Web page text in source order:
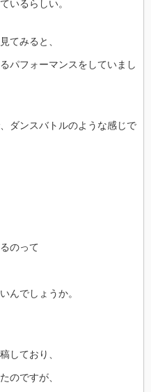
いるらしい。
てみると、
パフォーマンスをしていまし
ダンスバトルのような感じで
のって
んでしょうか。
しており、
のですが、